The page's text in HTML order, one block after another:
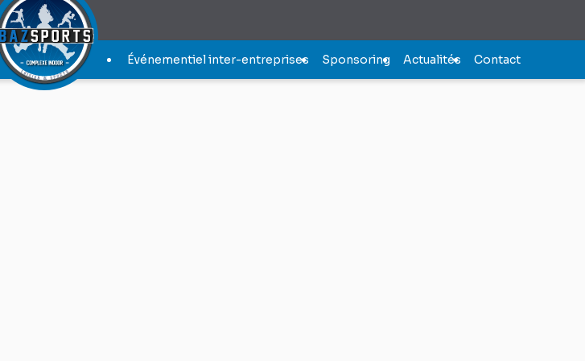
Événementiel inter-entreprises Sponsoring Actualités Contact